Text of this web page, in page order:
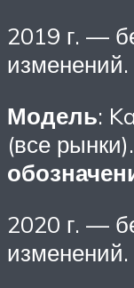
2019 г. —
изменений.
Модель:
(все рынки).
2020 г. —
изменений.